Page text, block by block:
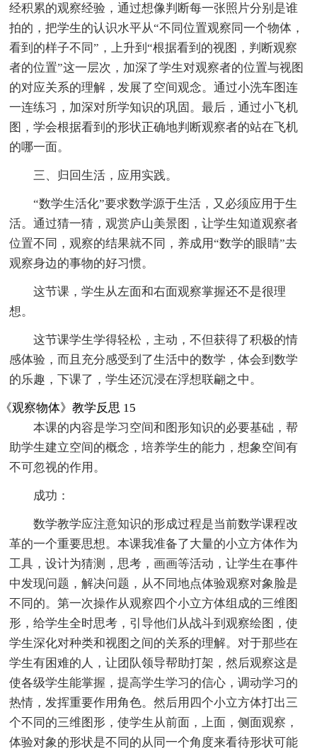
经积累的观察经验，通过想像判断每一张照片分别是谁
拍的，把学生的认识水平从“不同位置观察同一个物体，
看到的样子不同”，上升到“根据看到的视图，判断观察
者的位置”这一层次，加深了学生对观察者的位置与视图
的对应关系的理解，发展了空间观念。通过小洗车图连
一连练习，加深对所学知识的巩固。最后，通过小飞机
图，学会根据看到的形状正确地判断观察者的站在飞机
的哪一面。
三、归回生活，应用实践。
“数学生活化”要求数学源于生活，又必须应用于生
活。通过猜一猜，观赏庐山美景图，让学生知道观察者
位置不同，观察的结果就不同，养成用“数学的眼睛”去
观察身边的事物的好习惯。
这节课，学生从左面和右面观察掌握还不是很理
想。
这节课学生学得轻松，主动，不但获得了积极的情
感体验，而且充分感受到了生活中的数学，体会到数学
的乐趣，下课了，学生还沉浸在浮想联翩之中。
《观察物体》教学反思 15
本课的内容是学习空间和图形知识的必要基础，帮
助学生建立空间的概念，培养学生的能力，想象空间有
不可忽视的作用。
成功：
数学教学应注意知识的形成过程是当前数学课程改
革的一个重要思想。本课我准备了大量的小立方体作为
工具，设计为猜测，思考，画画等活动，让学生在事件
中发现问题，解决问题，从不同地点体验观察对象脸是
不同的。第一次操作从观察四个小立方体组成的三维图
形，给学生全时思考，引导他们从战斗到观察绘图，使
学生深化对种类和视图之间的关系的理解。对于那些在
学生有困难的人，让团队领导帮助打架，然后观察这是
使各级学生能掌握，提高学生学习的信心，调动学习的
热情，发挥重要作用角色。然后用四个小立方体打出三
个不同的三维图形，使学生从前面，上面，侧面观察，
体验对象的形状是不同的从同一个角度来看待形状可能